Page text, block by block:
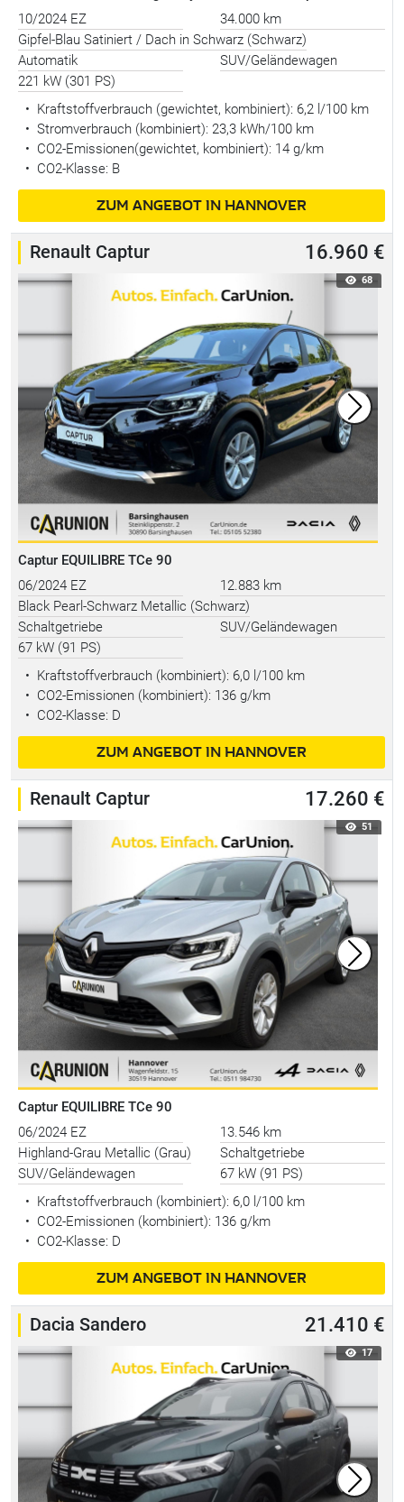
10/2024 EZ
34.000 km
Gipfel-Blau Satiniert / Dach in Schwarz (Schwarz)
Automatik
SUV/Geländewagen
221 kW (301 PS)
•
Kraftstoffverbrauch (gewichtet, kombiniert): 6,2 l/100 km
• Stromverbrauch (kombiniert): 23,3 kWh/100 km
• CO2-Emissionen(gewichtet, kombiniert): 14 g/km
• CO2-Klasse: B
ZUM ANGEBOT IN HANNOVER
Renault Captur 16.960 €
68
Captur EQUILIBRE TCe 90
06/2024 EZ
12.883 km
Black Pearl-Schwarz Metallic (Schwarz)
Schaltgetriebe
SUV/Geländewagen
67 kW (91 PS)
•
Kraftstoffverbrauch (kombiniert): 6,0 l/100 km
• CO2-Emissionen (kombiniert): 136 g/km
• CO2-Klasse: D
ZUM ANGEBOT IN HANNOVER
Renault Captur 17.260 €
51
Captur EQUILIBRE TCe 90
06/2024 EZ
13.546 km
Highland-Grau Metallic (Grau)
Schaltgetriebe
SUV/Geländewagen
67 kW (91 PS)
•
Kraftstoffverbrauch (kombiniert): 6,0 l/100 km
• CO2-Emissionen (kombiniert): 136 g/km
• CO2-Klasse: D
ZUM ANGEBOT IN HANNOVER
Dacia Sandero 21.410 €
17